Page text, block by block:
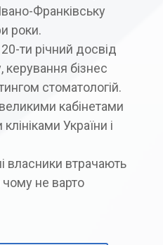
Франківську
роки.
ти річний досвід
керування бізнес
стоматологій.
кабінетами
України і
власники втрачають
чому не варто